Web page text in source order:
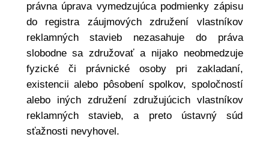
právna úprava vymedzujúca podmienky zápisu
do registra záujmových združení vlastníkov
reklamných stavieb nezasahuje do práva
slobodne sa združovať a nijako neobmedzuje
fyzické či právnické osoby pri zakladaní,
existencii alebo pôsobení spolkov, spoločností
alebo iných združení združujúcich vlastníkov
reklamných stavieb, a preto ústavný súd
sťažnosti nevyhovel.